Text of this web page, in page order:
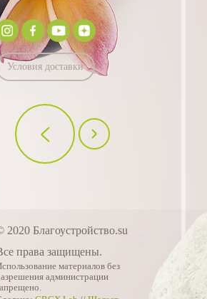
Условия доставки
600 руб.
2020 Благоустройство.su
права защищены.
материалов без
администрации